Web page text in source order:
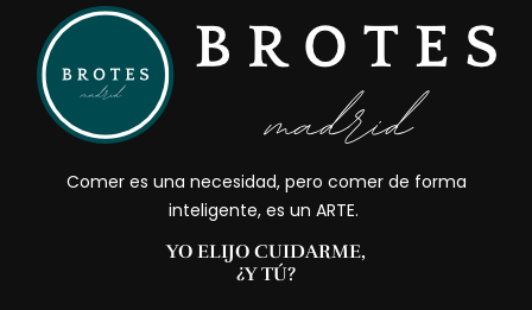
Comer es una necesidad, pero comer de forma
inteligente, es un ARTE.
YO ELIJO CUIDARME,
¿Y TÚ?